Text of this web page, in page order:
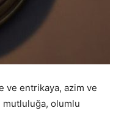
ve entrikaya, azim ve
mutluluğa, olumlu